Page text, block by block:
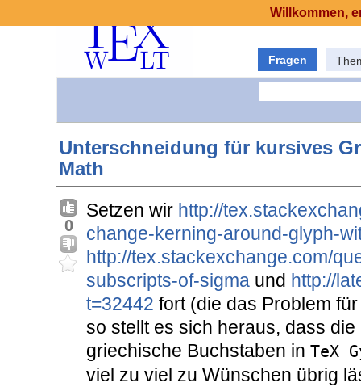
Fragen
Unterschneidung für kursives
Math
0
Setzen wir http://
change-kerning-around-glyph-
http://tex.stackexchange.com/
subscripts-of-sigma und http://
t=32442 fort (die das Problem
so stellt es sich heraus, dass
griechische Buchstaben in TeX
viel zu viel zu Wünschen übrig
Willkommen,